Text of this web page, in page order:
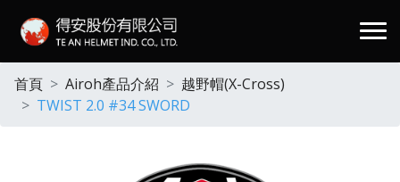
首頁 Airoh產品介紹
越野帽(X-Cross)
TWIST 2.0 #34 SWORD